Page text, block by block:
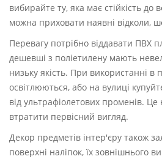
вибирайте ту, яка має стійкість до
можна приховати наявні відколи,
Перевагу потрібно віддавати ПВХ
дешевші з поліетилену мають
низьку якість. При використанні
освітлюються, або на вулиці
від ультрафіолетових променів.
втратити первісний вигляд.
Декор предметів інтер'єру також
поверхні наліпок, їх зовнішнього